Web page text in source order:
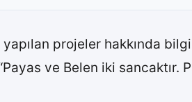
projeler hakkında
ve Belen iki sancaktır.